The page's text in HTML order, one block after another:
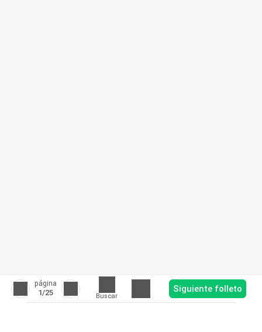
página
1/25 Buscar
Siguiente folleto